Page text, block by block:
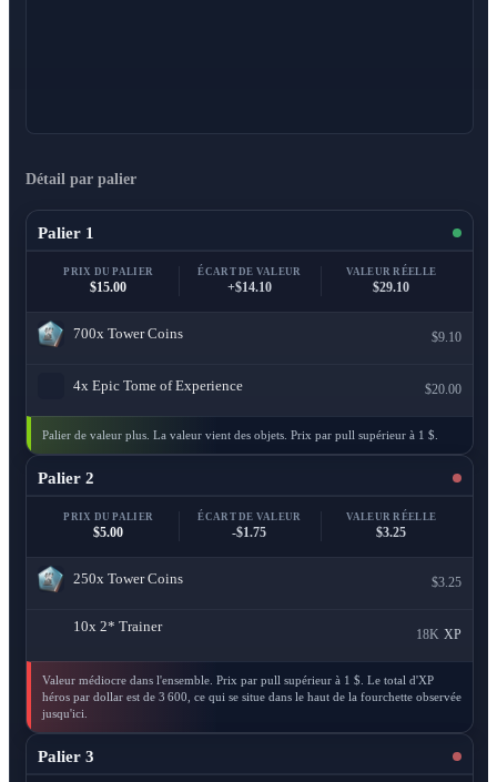
Détail par palier
Palier 1
PRIX DU PALIER
$15.00
ÉCART DE VALEUR
+$14.10
VALEUR RÉELLE
$29.10
700x Tower Coins $9.10
4x Epic Tome of Experience $20.00
Palier de valeur plus. La valeur vient des objets. Prix par pull supérieur à 1 $.
Palier 2
PRIX DU PALIER
$5.00
ÉCART DE VALEUR
-$1.75
VALEUR RÉELLE
$3.25
250x Tower Coins $3.25
10x 2* Trainer
18K XP
Valeur médiocre dans l'ensemble. Prix par pull supérieur à 1 $. Le total d'XP
héros par dollar est de 3 600, ce qui se situe dans le haut de la fourchette observée
jusqu'ici.
Palier 3